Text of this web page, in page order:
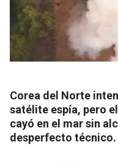
Corea del Norte
satélite espía, pero
cayó en el mar sin
desperfecto técnico.